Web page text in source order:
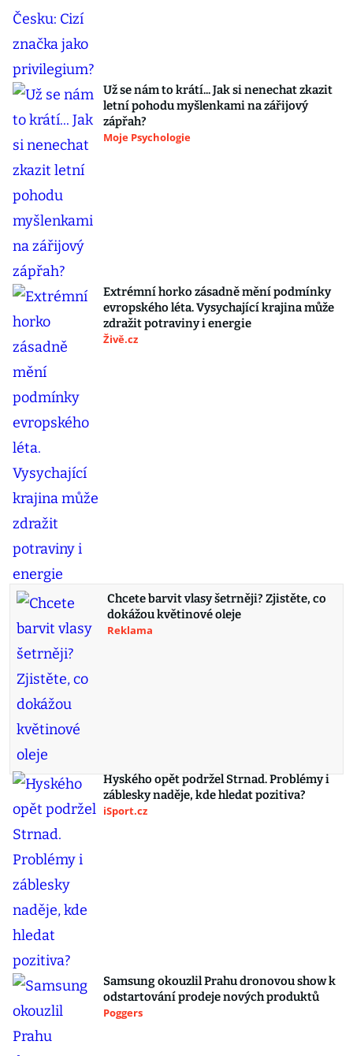
Už se nám to krátí... Jak si nenechat zkazit
letní pohodu myšlenkami na zářijový
zápřah?
Moje Psychologie
Extrémní horko zásadně mění podmínky
evropského léta. Vysychající krajina může
zdražit potraviny i energie
Živě.cz
Chcete barvit vlasy šetrněji? Zjistěte, co
dokážou květinové oleje
Reklama
Hyského opět podržel Strnad. Problémy i
záblesky naděje, kde hledat pozitiva?
iSport.cz
Samsung okouzlil Prahu dronovou show k
odstartování prodeje nových produktů
Poggers